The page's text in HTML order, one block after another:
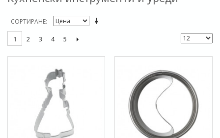
СОРТИРАНЕ
1 2 3 4 5